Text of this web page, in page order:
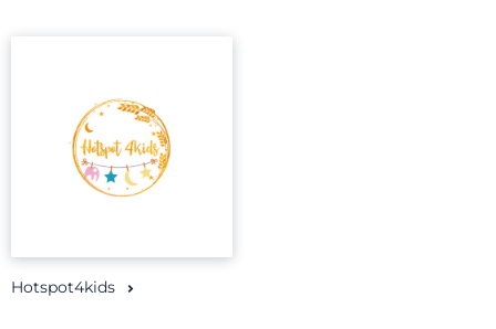
Hotspot4kids